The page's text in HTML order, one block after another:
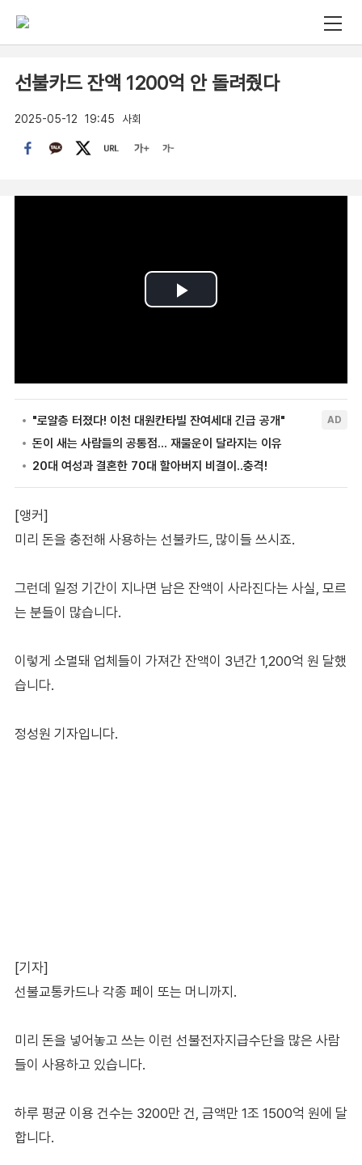
선불카드 잔액 1200억 안 돌려줬다
2025-05-12 19:45 사회
[앵커]
미리 돈을 충전해 사용하는 선불카드, 많이들 쓰시죠.
그런데 일정 기간이 지나면 남은 잔액이 사라진다는 사실, 모르
는 분들이 많습니다.
이렇게 소멸돼 업체들이 가져간 잔액이 3년간 1,200억 원 달했
습니다.
정성원 기자입니다.
[기자]
선불교통카드나 각종 페이 또는 머니까지.
미리 돈을 넣어놓고 쓰는 이런 선불전자지급수단을 많은 사람
들이 사용하고 있습니다.
하루 평균 이용 건수는 3200만 건, 금액만 1조 1500억 원에 달
합니다.